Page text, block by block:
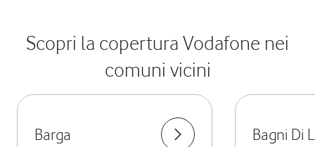
Scopri la copertura Vodafone nei
comuni vicini
Barga Bagni Di